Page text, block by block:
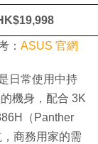
： ASUS 官網
日常使用中持
機身，配合 3K
（Panther
商務用家的需